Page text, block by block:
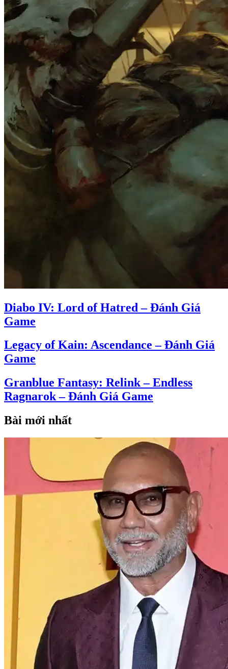
Diabo IV: Lord of Hatred – Đánh Giá
Game
Legacy of Kain: Ascendance – Đánh Giá
Game
Granblue Fantasy: Relink – Endless
Ragnarok – Đánh Giá Game
Bài mới nhất